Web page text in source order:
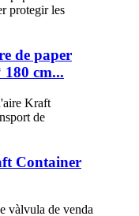
de paper
cm...
Container